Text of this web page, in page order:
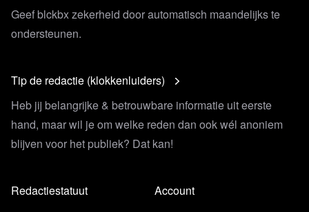
Geef blckbx zekerheid door automatisch maandelijks te
ondersteunen.
Tip de redactie (klokkenluiders)
Heb jij belangrijke & betrouwbare informatie uit eerste
hand, maar wil je om welke reden dan ook wél anoniem
blijven voor het publiek? Dat kan!
Redactiestatuut
Account